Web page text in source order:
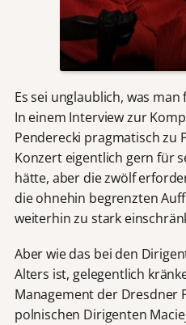
Es sei unglaublich, was
In einem Interview zur
Penderecki pragmatisch zu
Konzert eigentlich gern für
hätte, aber die zwölf
die ohnehin begrenzten
weiterhin zu stark
Aber wie das bei den
Alters ist, gelegentlich
Management der Dresdner
polnischen Dirigenten